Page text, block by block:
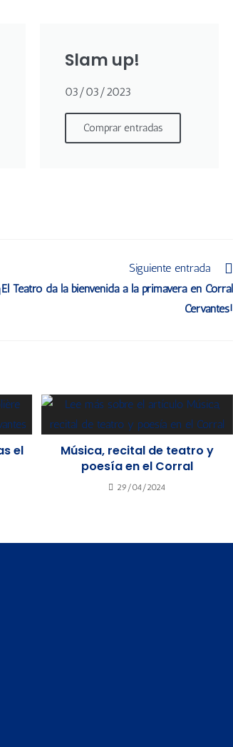
Slam up!
03/03/2023
Comprar entradas
Siguiente entrada
Teatro da la bienvenida a la primavera en Corral
Cervantes!
el
Música, recital de teatro y
poesía en el Corral
29/04/2024